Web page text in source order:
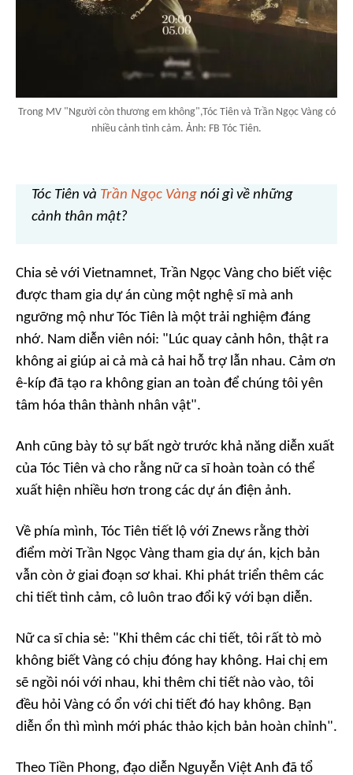
Trong MV "Người còn thương em không",Tóc Tiên và Trần Ngọc Vàng có
nhiều cảnh tình cảm. Ảnh: FB Tóc Tiên.
Tóc Tiên và Trần Ngọc Vàng nói gì về những
cảnh thân mật?
Chia sẻ với Vietnamnet, Trần Ngọc Vàng cho biết việc
được tham gia dự án cùng một nghệ sĩ mà anh
ngưỡng mộ như Tóc Tiên là một trải nghiệm đáng
nhớ. Nam diễn viên nói: "Lúc quay cảnh hôn, thật ra
không ai giúp ai cả mà cả hai hỗ trợ lẫn nhau. Cảm ơn
ê-kíp đã tạo ra không gian an toàn để chúng tôi yên
tâm hóa thân thành nhân vật".
Anh cũng bày tỏ sự bất ngờ trước khả năng diễn xuất
của Tóc Tiên và cho rằng nữ ca sĩ hoàn toàn có thể
xuất hiện nhiều hơn trong các dự án điện ảnh.
Về phía mình, Tóc Tiên tiết lộ với Znews rằng thời
điểm mời Trần Ngọc Vàng tham gia dự án, kịch bản
vẫn còn ở giai đoạn sơ khai. Khi phát triển thêm các
chi tiết tình cảm, cô luôn trao đổi kỹ với bạn diễn.
Nữ ca sĩ chia sẻ: "Khi thêm các chi tiết, tôi rất tò mò
không biết Vàng có chịu đóng hay không. Hai chị em
sẽ ngồi nói với nhau, khi thêm chi tiết nào vào, tôi
đều hỏi Vàng có ổn với chi tiết đó hay không. Bạn
diễn ổn thì mình mới phác thảo kịch bản hoàn chỉnh".
Theo Tiền Phong, đạo diễn Nguyễn Việt Anh đã tổ